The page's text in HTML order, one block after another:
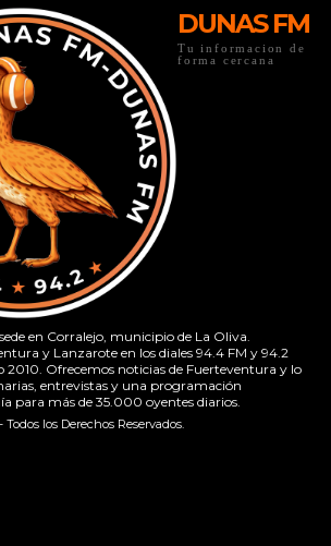
DUNAS FM
Tu informacion de
forma cercana
en Corralejo, municipio de La Oliva.
y Lanzarote en los diales 94.4 FM y 94.2
2010. Ofrecemos noticias de Fuerteventura y lo
entrevistas y una programación
para más de 35.000 oyentes diarios.
Todos los Derechos Reservados.